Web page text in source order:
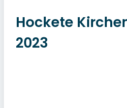
Hockete
2023